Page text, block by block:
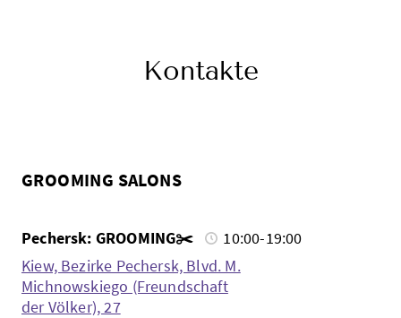
Kontakte
GROOMING SALONS
Pechersk: GROOMING✂️
10:00-19:00
Kiew, Bezirke Pechersk, Blvd. M.
Michnowskiego (Freundschaft
der Völker), 27